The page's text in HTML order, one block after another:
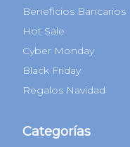
Beneficios Bancarios
Hot Sale
Cyber Monday
Black Friday
Regalos Navidad
Categorías